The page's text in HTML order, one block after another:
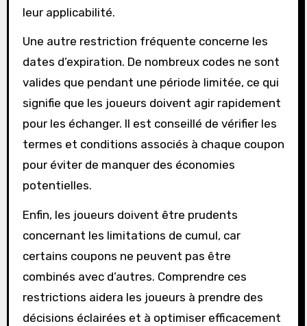
leur applicabilité.
Une autre restriction fréquente concerne les
dates d’expiration. De nombreux codes ne sont
valides que pendant une période limitée, ce qui
signifie que les joueurs doivent agir rapidement
pour les échanger. Il est conseillé de vérifier les
termes et conditions associés à chaque coupon
pour éviter de manquer des économies
potentielles.
Enfin, les joueurs doivent être prudents
concernant les limitations de cumul, car
certains coupons ne peuvent pas être
combinés avec d’autres. Comprendre ces
restrictions aidera les joueurs à prendre des
décisions éclairées et à optimiser efficacement